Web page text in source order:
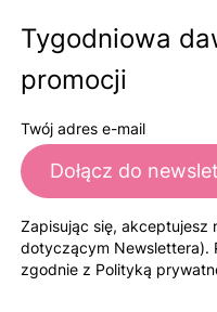
Tygodniowa
promocji
Twój adres e-mail
Dołącz do
Zapisując się, akceptujesz
dotyczącym Newslettera).
zgodnie z Polityką